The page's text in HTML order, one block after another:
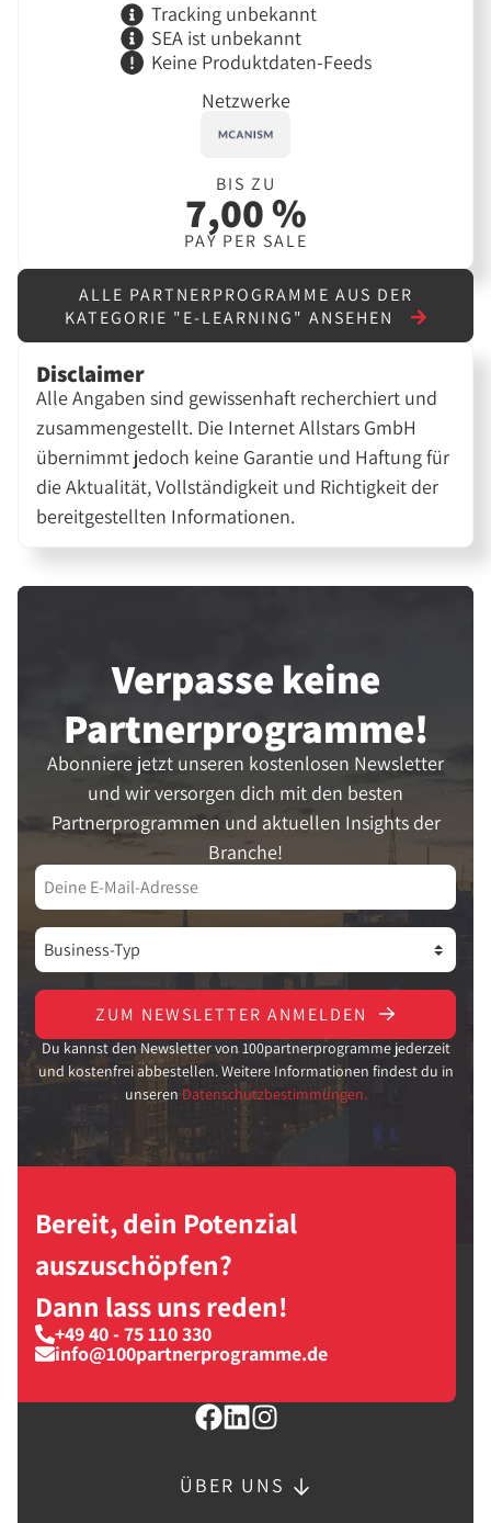
Tracking unbekannt
SEA ist unbekannt
Keine Produktdaten-Feeds
Netzwerke
BIS ZU
7,00 %
PAY PER SALE
ALLE PARTNERPROGRAMME AUS DER
KATEGORIE "E-LEARNING" ANSEHEN
Disclaimer
Alle Angaben sind gewissenhaft recherchiert und
zusammengestellt. Die Internet Allstars GmbH
übernimmt jedoch keine Garantie und Haftung für
die Aktualität, Vollständigkeit und Richtigkeit der
bereitgestellten Informationen.
Verpasse keine
Partner­programme!
Abonniere jetzt unseren kostenlosen Newsletter
und wir versorgen dich mit den besten
Partnerprogrammen und aktuellen Insights der
Branche!
ZUM NEWSLETTER ANMELDEN
Du kannst den Newsletter von 100partnerprogramme jederzeit
und kostenfrei abbestellen. Weitere Informationen findest du in
unseren Datenschutzbestimmungen.
Bereit, dein Potenzial
auszuschöpfen?
Dann lass uns reden!
+49 40 - 75 110 330
info@100partnerprogramme.de
ÜBER UNS